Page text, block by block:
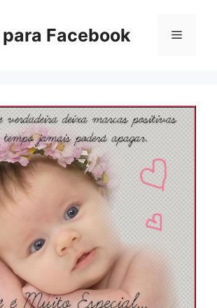
Facebook Menu